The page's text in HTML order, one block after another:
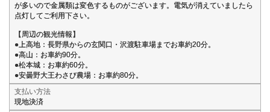
が多いので金属類は変色するものがございます。電気が消えていましたら
点灯してご利用下さい。
【周辺の観光情報】
●上高地：長野県からの玄関口・沢渡駐車場までお車約20分。
●高山：お車約90分。
●松本城：お車約60分。
●安曇野大王わさび農場：お車約80分。
支払い方法
現地決済